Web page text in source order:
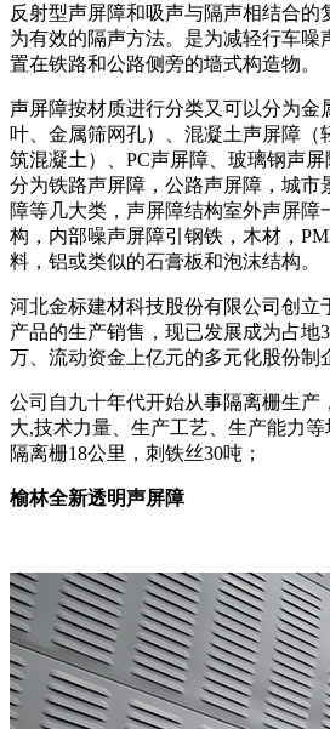
反射型声屏障和吸声与隔声相结合的
为有效的隔声方法。是为减轻行车噪
置在铁路和公路侧旁的墙式构造物。
声屏障按材质进行分类又可以分为金
叶、金属筛网孔）、混凝土声屏障（
筑混凝土）、PC声屏障、玻璃钢声
分为铁路声屏障，公路声屏障，城市
障等几大类，声屏障结构室外声屏障
构，内部噪声屏障引钢铁，木材，
料，铝或类似的石膏板和泡沫结构。
河北金标建材科技股份有限公司创立
产品的生产销售，现已发展成为占地
万、流动资金上亿元的多元化股份制
公司自九十年代开始从事隔离栅生产
大,技术力量、生产工艺、生产能力
隔离栅18公里，刺铁丝30吨；
榆林全新透明声屏障